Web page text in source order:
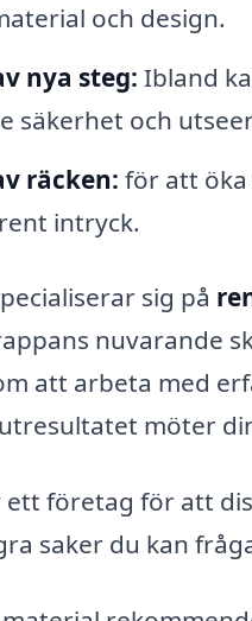
och design.
nya steg: Ibland
säkerhet och
räcken: för att öka
intryck.
sig på
nuvarande
att arbeta med
möter
företag för att
saker du kan